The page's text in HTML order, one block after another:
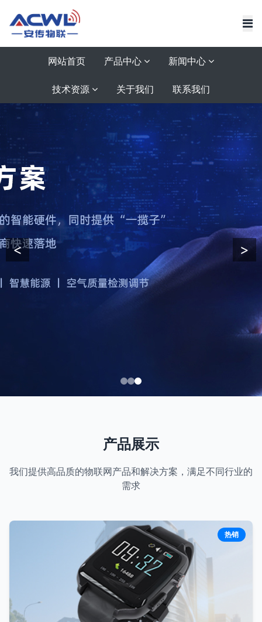
网站首页 产品中心 新闻中心
技术资源 关于我们 联系我们
< >
产品展示
我们提供高品质的物联网产品和解决方案，满足不同行业的
需求
热销